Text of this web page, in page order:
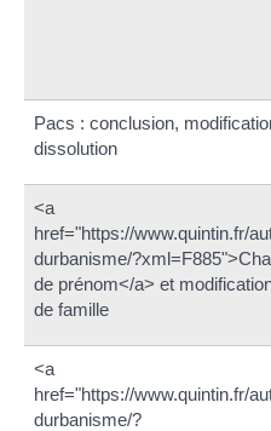
Pacs : conclusion,
dissolution
<a
href="https://www.quintin.fr/
durbanisme/
de prénom</a> et
de famille
<a
href="https://www.quintin.fr/
durbanisme/?